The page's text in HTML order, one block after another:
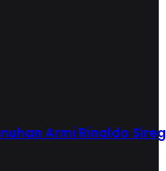
Armi Rinaldo